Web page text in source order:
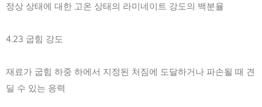
정상 상태에 대한 고온 상태의 라미네이트 강도의 백분율
4.23 굽힘 강도
재료가 굽힘 하중 하에서 지정된 처짐에 도달하거나 파손될 때 견
딜 수 있는 응력